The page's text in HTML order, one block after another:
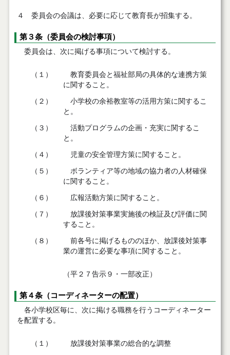
４ 委員会の会議は、必要に応じて教育長が招集する。
第３条（委員会の検討事項）
委員会は、次に掲げる事項について検討する。
（１）
教育委員会と福祉部局の具体的な連携方策
に関すること。
（２）
小学校の余裕教室等の活用方策に関するこ
と。
（３）
活動プログラムの企画・充実に関するこ
と。
（４） 児童の安全管理方策に関すること。
（５）
ボランティア等の地域の協力者の人材確保
に関すること。
（６） 広報活動方策に関すること。
（７）
放課後対策事業実施後の検証及び評価に関
すること。
（８）
前各号に掲げるもののほか、放課後対策事
業の運営に必要な事項に関すること。
（平２７告示９・一部改正）
第４条（コーディネーターの配置）
各小学校区毎に、次に掲ける職務を行うコーディネーター
を配置する。
（１） 放課後対策事業の総合的な調整